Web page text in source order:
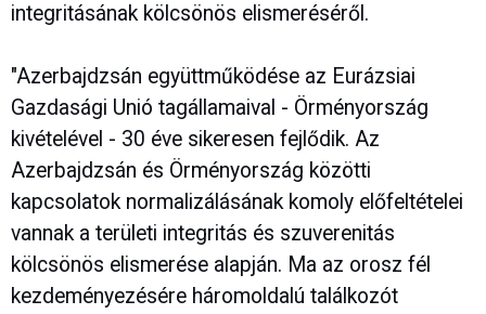
integritásának kölcsönös elismeréséről.
"Azerbajdzsán együttműködése az Eurázsiai
Gazdasági Unió tagállamaival - Örményország
kivételével - 30 éve sikeresen fejlődik. Az
Azerbajdzsán és Örményország közötti
kapcsolatok normalizálásának komoly előfeltételei
vannak a területi integritás és szuverenitás
kölcsönös elismerése alapján. Ma az orosz fél
kezdeményezésére háromoldalú találkozót